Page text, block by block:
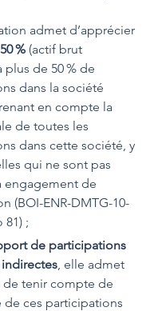
admet d’apprécier
% (actif brut
de 50 % de
dans la société
en compte la
de toutes les
dans cette société, y
qui ne sont pas
engagement de
(BOI-ENR-DMTG-10-
;
de participations
, elle admet
tenir compte de
de ces participations